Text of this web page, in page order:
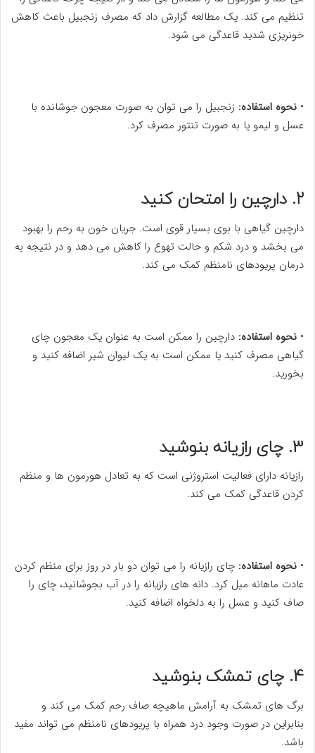
تنظیم می کند. یک مطالعه گزارش داد که مصرف زنجبیل باعث کاهش
خونریزی شدید قاعدگی می شود.
• نحوه استفاده: زنجبیل را می توان به صورت معجون جوشانده با
عسل و لیمو یا به صورت تنتور مصرف کرد.
2. دارچین را امتحان کنید
دارچین گیاهی با بوی بسیار قوی است. جریان خون به رحم را بهبود
می بخشد و درد شکم و حالت تهوع را کاهش می دهد و در نتیجه به
درمان پریودهای نامنظم کمک می کند.
• نحوه استفاده: دارچین را ممکن است به عنوان یک معجون چای
گیاهی مصرف کنید یا ممکن است به یک لیوان شیر اضافه کنید و
بخورید.
3. چای رازیانه بنوشید
رازیانه دارای فعالیت استروژنی است که به تعادل هورمون ها و منظم
کردن قاعدگی کمک می کند.
• نحوه استفاده: چای رازیانه را می توان دو بار در روز برای منظم کردن
عادت ماهانه میل کرد. دانه های رازیانه را در آب بجوشانید، چای را
صاف کنید و عسل را به دلخواه اضافه کنید.
4. چای تمشک بنوشید
برگ های تمشک به آرامش ماهیچه صاف رحم کمک می کند و
بنابراین در صورت وجود درد همراه با پریودهای نامنظم می تواند مفید
باشد.